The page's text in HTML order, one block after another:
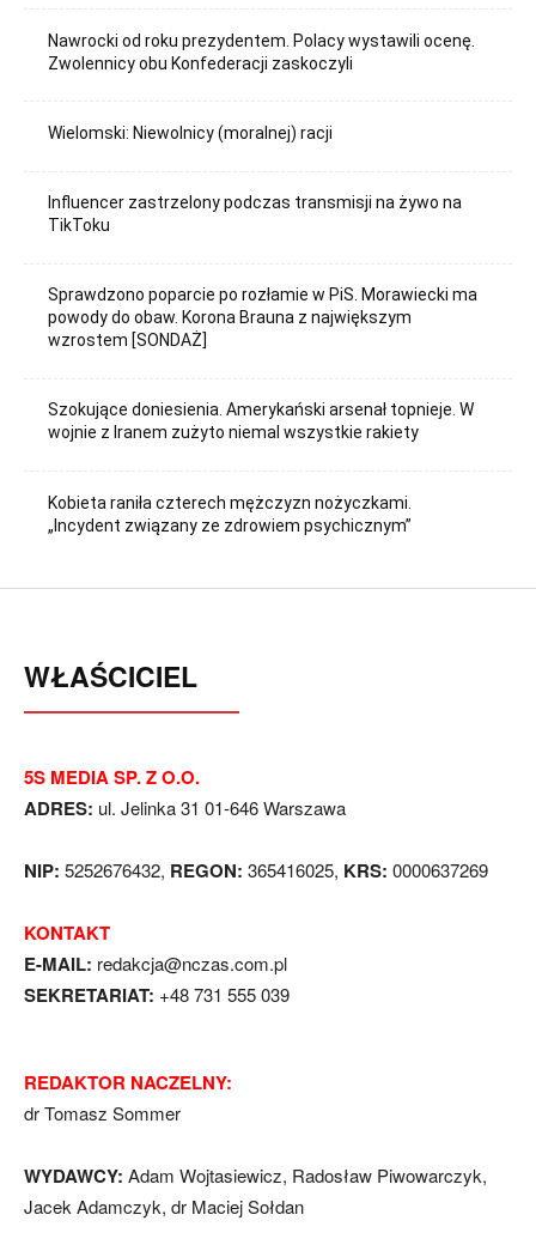
Nawrocki od roku prezydentem. Polacy wystawili ocenę.
Zwolennicy obu Konfederacji zaskoczyli
Wielomski: Niewolnicy (moralnej) racji
Influencer zastrzelony podczas transmisji na żywo na
TikToku
Sprawdzono poparcie po rozłamie w PiS. Morawiecki ma
powody do obaw. Korona Brauna z największym
wzrostem [SONDAŻ]
Szokujące doniesienia. Amerykański arsenał topnieje. W
wojnie z Iranem zużyto niemal wszystkie rakiety
Kobieta raniła czterech mężczyzn nożyczkami.
„Incydent związany ze zdrowiem psychicznym”
WŁAŚCICIEL
5S MEDIA SP. Z O.O.
ADRES: ul. Jelinka 31 01-646 Warszawa
NIP: 5252676432, REGON: 365416025, KRS: 0000637269
KONTAKT
E-MAIL: redakcja@nczas.com.pl
SEKRETARIAT: +48 731 555 039
REDAKTOR NACZELNY:
dr Tomasz Sommer
WYDAWCY: Adam Wojtasiewicz, Radosław Piwowarczyk,
Jacek Adamczyk, dr Maciej Sołdan